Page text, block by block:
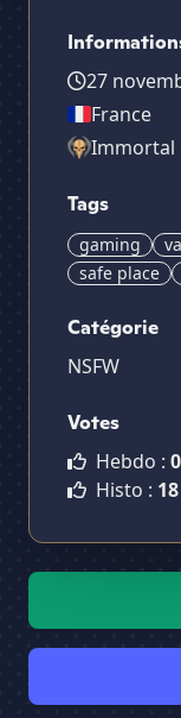
27
France
Immortal
Tags
gaming
safe place
Catégorie
NSFW
Votes
Hebdo : 0
Histo : 18